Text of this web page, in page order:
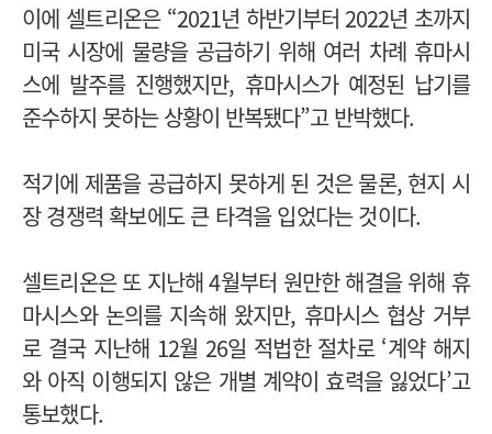
이에 셀트리온은 “2021년 하반기부터 2022년 초까지
미국 시장에 물량을 공급하기 위해 여러 차례 휴마시
스에 발주를 진행했지만, 휴마시스가 예정된 납기를
준수하지 못하는 상황이 반복됐다”고 반박했다.
적기에 제품을 공급하지 못하게 된 것은 물론, 현지 시
장 경쟁력 확보에도 큰 타격을 입었다는 것이다.
셀트리온은 또 지난해 4월부터 원만한 해결을 위해 휴
마시스와 논의를 지속해 왔지만, 휴마시스 협상 거부
로 결국 지난해 12월 26일 적법한 절차로 ‘계약 해지
와 아직 이행되지 않은 개별 계약이 효력을 잃었다’고
통보했다.